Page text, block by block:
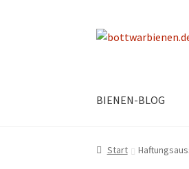
Zur
Zum
BIENEN-BLOG
Start